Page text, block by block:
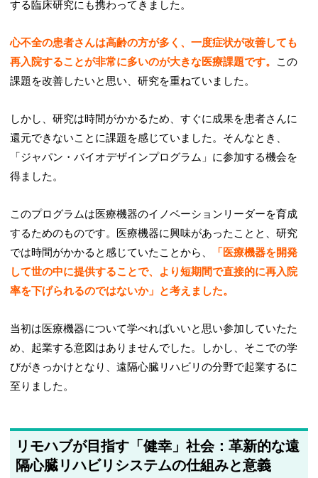
する臨床研究にも携わってきました。
心不全の患者さんは高齢の方が多く、一度症状が改善しても
再入院することが非常に多いのが大きな医療課題です。
この
課題を改善したいと思い、研究を重ねていました。
しかし、研究は時間がかかるため、すぐに成果を患者さんに
還元できないことに課題を感じていました。そんなとき、
「ジャパン・バイオデザインプログラム」に参加する機会を
得ました。
このプログラムは医療機器のイノベーションリーダーを育成
するためのものです。医療機器に興味があったことと、研究
では時間がかかると感じていたことから、
「医療機器を開発
して世の中に提供することで、より短期間で直接的に再入院
率を下げられるのではないか」と考えました。
当初は医療機器について学べればいいと思い参加していたた
め、起業する意図はありませんでした。しかし、そこでの学
びがきっかけとなり、遠隔心臓リハビリの分野で起業するに
至りました。
リモハブが目指す「健幸」社会：革新的な遠
隔心臓リハビリシステムの仕組みと意義